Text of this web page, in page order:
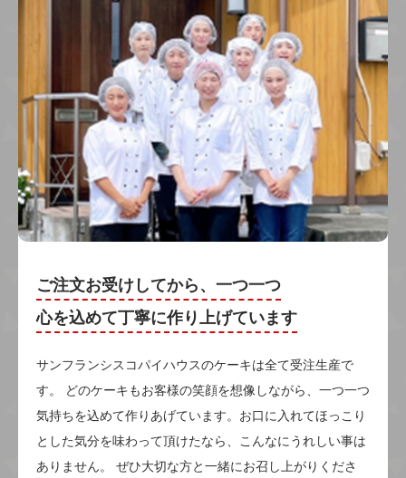
ご注文お受けしてから、一つ一つ
心を込めて丁寧に作り上げています
サンフランシスコパイハウスのケーキは全て受注生産で
す。 どのケーキもお客様の笑顔を想像しながら、一つ一つ
気持ちを込めて作りあげています。お口に入れてほっこり
とした気分を味わって頂けたなら、こんなにうれしい事は
ありません。 ぜひ大切な方と一緒にお召し上がりくださ